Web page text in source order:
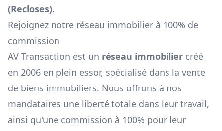
(Recloses).
Rejoignez notre réseau immobilier à 100% de
commission
AV Transaction est un réseau immobilier créé
en 2006 en plein essor, spécialisé dans la vente
de biens immobiliers. Nous offrons à nos
mandataires une liberté totale dans leur travail,
ainsi qu'une commission à 100% pour leur